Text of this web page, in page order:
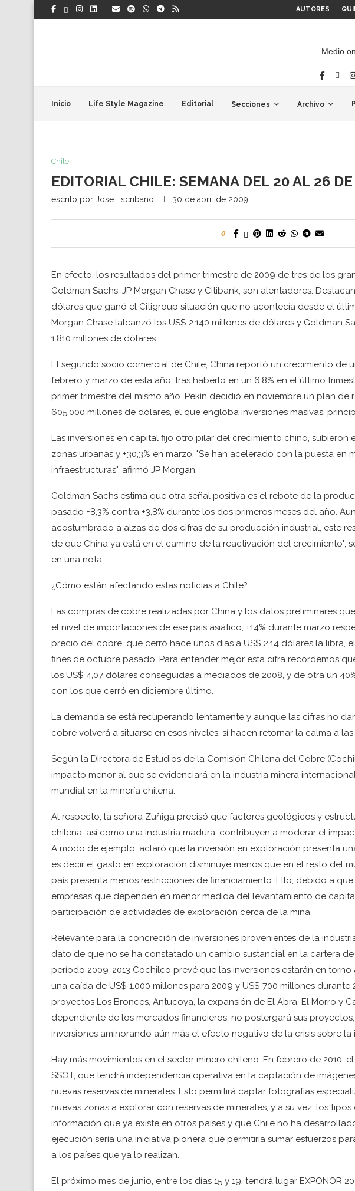
AUTORES
Medio
Inicio Life Style Magazine Editorial Secciones Archivo
Chile
EDITORIAL CHILE: SEMANA DEL 20 AL 26
escrito por Jose Escribano 30 de abril de 2009
0
En efecto, los resultados del primer trimestre de 2009 de tres de los
Goldman Sachs, JP Morgan Chase y Citibank, son alentadores.
dólares que ganó el Citigroup situación que no acontecía desde el
Morgan Chase lalcanzó los US$ 2.140 millones de dólares y Goldman
1.810 millones de dólares.
El segundo socio comercial de Chile, China reportó un crecimiento de
febrero y marzo de esta año, tras haberlo en un 6,8% en el último
primer trimestre del mismo año. Pekín decidió en noviembre un plan
605.000 millones de dólares, el que engloba inversiones masivas,
Las inversiones en capital fijo otro pilar del crecimiento chino, subieron
zonas urbanas y +30,3% en marzo. "Se han acelerado con la puesta
infraestructuras", afirmó JP Morgan.
Goldman Sachs estima que otra señal positiva es el rebote de la
pasado +8,3% contra +3,8% durante los dos primeros meses del año.
acostumbrado a alzas de dos cifras de su producción industrial, este
de que China ya está en el camino de la reactivación del crecimiento",
en una nota.
¿Cómo están afectando estas noticias a Chile?
Las compras de cobre realizadas por China y los datos preliminares
el nivel de importaciones de ese país asiático, +14% durante marzo
precio del cobre, que cerró hace unos días a US$ 2,14 dólares la libra,
fines de octubre pasado. Para entender mejor esta cifra recordemos
los US$ 4,07 dólares conseguidas a mediados de 2008, y de otra un
con los que cerró en diciembre último.
La demanda se está recuperando lentamente y aunque las cifras no
cobre volverá a situarse en esos niveles, sí hacen retornar la calma a las
Según la Directora de Estudios de la Comisión Chilena del Cobre
impacto menor al que se evidenciará en la industria minera
mundial en la minería chilena.
Al respecto, la señora Zuñiga precisó que factores geológicos y
chilena, así como una industria madura, contribuyen a moderar el
A modo de ejemplo, aclaró que la inversión en exploración presenta
es decir el gasto en exploración disminuye menos que en el resto del
país presenta menos restricciones de financiamiento. Ello, debido a
empresas que dependen en menor medida del levantamiento de
participación de actividades de exploración cerca de la mina.
Relevante para la concreción de inversiones provenientes de la
dato de que no se ha constatado un cambio sustancial en la cartera
período 2009-2013 Cochilco prevé que las inversiones estarán en torno
una caída de US$ 1.000 millones para 2009 y US$ 700 millones durante
proyectos Los Bronces, Antucoya, la expansión de El Abra, El Morro y
dependiente de los mercados financieros, no postergará sus
inversiones aminorando aún más el efecto negativo de la crisis sobre la
Hay más movimientos en el sector minero chileno. En febrero de 2010,
SSOT, que tendrá independencia operativa en la captación de
nuevas reservas de minerales. Esto permitirá captar fotografías
nuevas zonas a explorar con reservas de minerales, y a su vez, los
información que ya existe en otros países y que Chile no ha
ejecución sería una iniciativa pionera que permitiría sumar esfuerzos
a los países que ya lo realizan.
El próximo mes de junio, entre los días 15 y 19, tendrá lugar EXPONOR